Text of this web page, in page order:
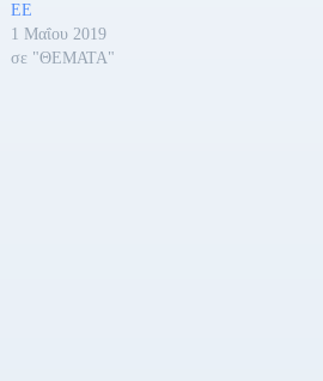
ΕΕ
1 Μαΐου 2019
σε "ΘΕΜΑΤΑ"